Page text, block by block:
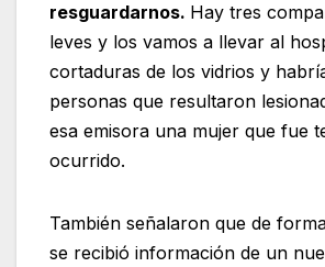
resguardarnos. Hay tres
leves y los vamos a llevar al
cortaduras de los vidrios y
personas que resultaron
esa emisora una mujer que fue
ocurrido.
También señalaron que de
se recibió información de un